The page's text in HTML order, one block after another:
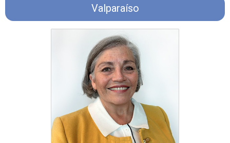
Valparaíso